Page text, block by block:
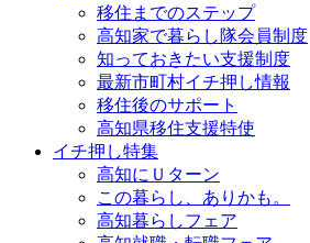
移住までのステップ
高知家で暮らし隊会員制度
知っておきたい支援制度
最新市町村イチ押し情報
移住後のサポート
高知県移住支援特使
イチ押し特集
高知にＵターン
この暮らし、ありかも。
高知暮らしフェア